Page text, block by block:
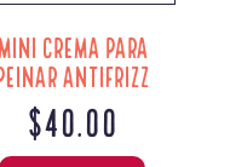
MINI CREMA PARA
ANTIFRIZZ
$40.00